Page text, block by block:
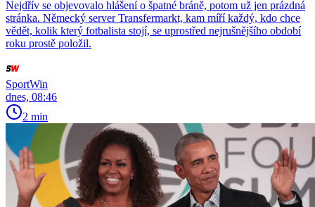
Nejdřív se objevovalo hlášení o špatné bráně, potom už jen prázdná
stránka. Německý server Transfermarkt, kam míří každý, kdo chce
vědět, kolik který fotbalista stojí, se uprostřed nejrušnějšího období
roku prostě položil.
SportWin
dnes, 08:46
2 min